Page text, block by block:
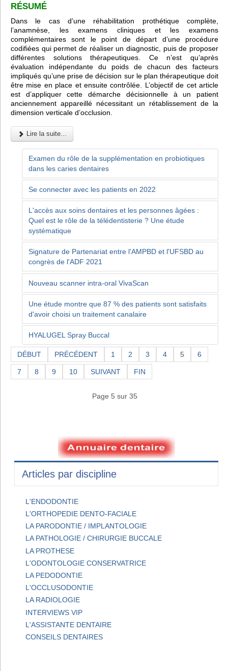
RÉSUMÉ
Dans le cas d’une réhabilitation prothétique complète,
l’anamnèse, les examens cliniques et les examens
complémentaires sont le point de départ d’une procédure
codifiées qui permet de réaliser un diagnostic, puis de proposer
différentes solutions thérapeutiques. Ce n’est qu’après
évaluation indépendante du poids de chacun des facteurs
impliqués qu’une prise de décision sur le plan thérapeutique doit
être mise en place et ensuite contrôlée. L’objectif de cet article
est d’appliquer cette démarche décisionnelle à un patient
anciennement appareillé nécessitant un rétablissement de la
dimension verticale d’occlusion.
Lire la suite...
Examen du rôle de la supplémentation en probiotiques
dans les caries dentaires
Se connecter avec les patients en 2022
L'accès aux soins dentaires et les personnes âgées :
Quel est le rôle de la télédentisterie ? Une étude
systématique
Signature de Partenariat entre l'AMPBD et l'UFSBD au
congrès de l'ADF 2021
Nouveau scanner intra-oral VivaScan
Une étude montre que 87 % des patients sont satisfaits
d'avoir choisi un traitement canalaire
HYALUGEL Spray Buccal
DÉBUT PRÉCÉDENT 1 2 3 4 5 6
7 8 9 10 SUIVANT FIN
Page 5 sur 35
Articles par discipline
L'ENDODONTIE
L'ORTHOPEDIE DENTO-FACIALE
LA PARODONTIE / IMPLANTOLOGIE
LA PATHOLOGIE / CHIRURGIE BUCCALE
LA PROTHESE
L'ODONTOLOGIE CONSERVATRICE
LA PEDODONTIE
L'OCCLUSODONTIE
LA RADIOLOGIE
INTERVIEWS VIP
L'ASSISTANTE DENTAIRE
CONSEILS DENTAIRES